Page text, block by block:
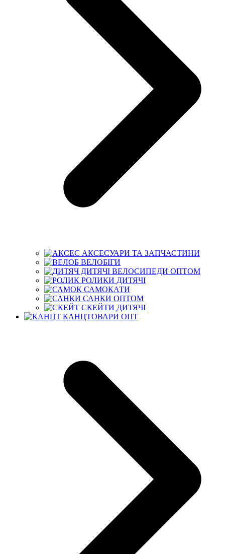
АКСЕСУАРИ ТА ЗАПЧАСТИНИ
ВЕЛОБІГИ
ДИТЯЧІ ВЕЛОСИПЕДИ ОПТОМ
РОЛИКИ ДИТЯЧІ
САМОКАТИ
САНКИ ОПТОМ
СКЕЙТИ ДИТЯЧІ
КАНЦТОВАРИ ОПТ